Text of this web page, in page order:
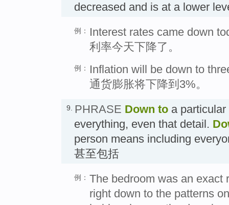
decreased and is at a lower
例：
Interest rates came down
利率今天下降了。
例：
Inflation will be down to
通货膨胀将下降到3%。
9. PHRASE Down to a
everything, even that detail.
person means including
甚至包括
例： The bedroom was an exact
right down to the patterns